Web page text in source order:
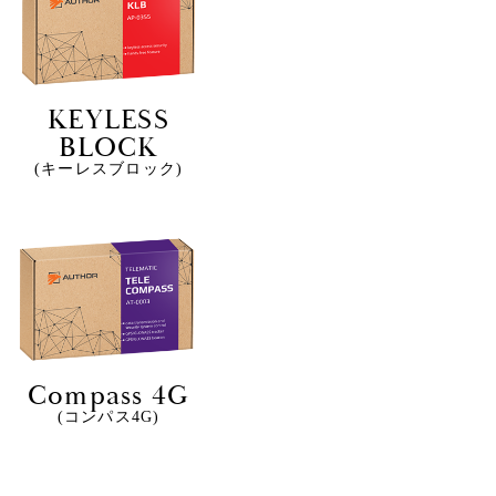
KEYLESS
BLOCK
(キーレスブロック)
Compass 4G
(コンパス4G)